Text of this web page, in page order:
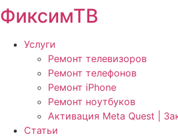
Перейти
содержимому
ФиксимТВ
Услуги
Ремонт телевизоров
Ремонт телефонов
Ремонт iPhone
Ремонт ноутбуков
Активация Meta Quest |
Статьи